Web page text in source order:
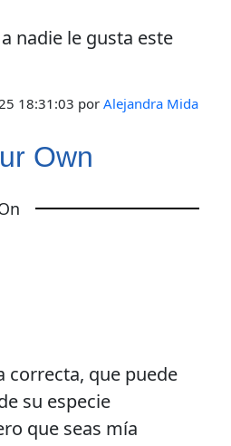
nadie le gusta este
18:31:03 por Alejandra Mida
Own
correcta, que puede
su especie
que seas mía